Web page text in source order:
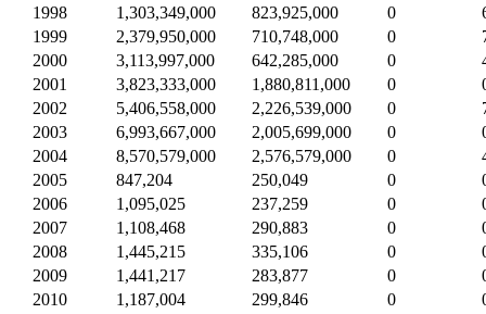
1998
1,303,349,000 823,925,000 0
1999
2,379,950,000 710,748,000 0
2000
3,113,997,000 642,285,000 0
2001
3,823,333,000 1,880,811,000 0
2002
5,406,558,000 2,226,539,000 0
2003
6,993,667,000 2,005,699,000 0
2004
8,570,579,000 2,576,579,000 0
2005
847,204 250,049 0
2006
1,095,025 237,259 0
2007
1,108,468 290,883 0
2008
1,445,215 335,106 0
2009
1,441,217 283,877 0
2010
1,187,004 299,846 0